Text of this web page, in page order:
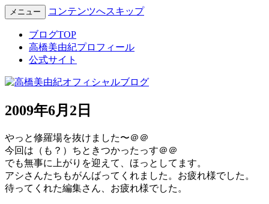
高橋美由紀オフィシャルブロ
グ
Miyuki Takahashi Official Blog
メニュー コンテンツへスキップ
ブログTOP
高橋美由紀プロフィール
公式サイト
2009年6月2日
やっと修羅場を抜けました〜＠＠
今回は（も？）ちときつかったっす＠＠
でも無事に上がりを迎えて、ほっとしてます。
アシさんたちもがんばってくれました。お疲れ様でした。
待ってくれた編集さん、お疲れ様でした。